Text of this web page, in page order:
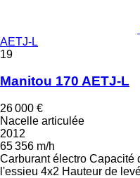
AETJ-L
19
Manitou 170 AETJ-L
26 000 €
Nacelle articulée
2012
65 356 m/h
Carburant électro Capacité
l'essieu 4x2 Hauteur de